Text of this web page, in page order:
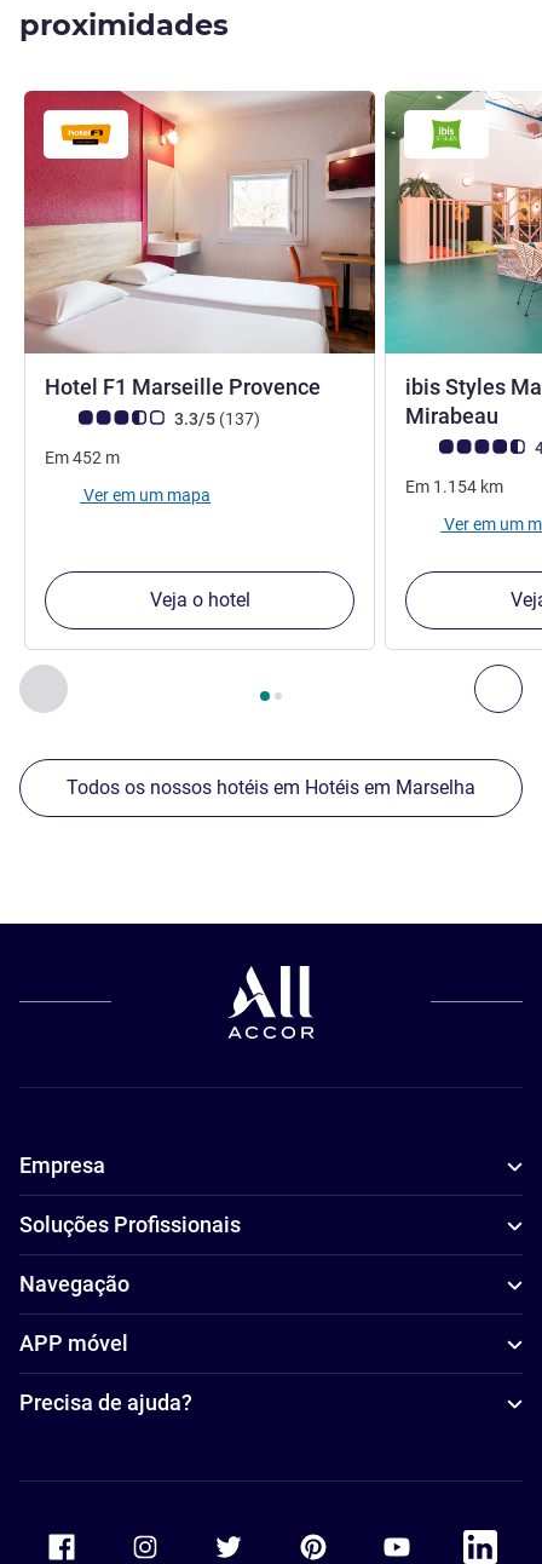
proximidades
Anterior - Os nossos outros estabelecimentos nas
Página , Os nossos outros estabelecimentos nas
Hotel F1 Marseille Provence 1 estrela
Nota clientes Avis (Classificação ALL)
3.3/5 (137comentários
)
Em452 m
Ver em um mapa
Veja o hotel
ibis Styles
Mirabeau
Nota clientes
Em 1.154 km
Ver em um
Todos os nossos hotéis em Hotéis em Marselha
Empresa
Soluções Profissionais
Navegação
APP móvel
Precisa de ajuda?
Accor Facebook Accor TwitterAccor PinterestAccor Youtube
Accor